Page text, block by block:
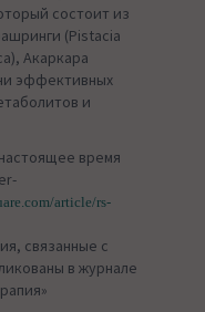
состоит из
(Pistacia
Акаркара
эффективных
и
время
article/rs-
связанные с
в журнале